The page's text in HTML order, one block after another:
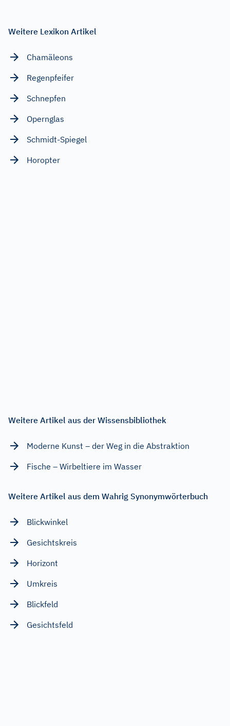
Weitere Lexikon Artikel
Chamäleons
Regenpfeifer
Schnepfen
Opernglas
Schmidt-Spiegel
Horopter
Weitere Artikel aus der Wissensbibliothek
Moderne Kunst – der Weg in die Abstraktion
Fische – Wirbeltiere im Wasser
Weitere Artikel aus dem Wahrig Synonymwörterbuch
Blickwinkel
Gesichtskreis
Horizont
Umkreis
Blickfeld
Gesichtsfeld